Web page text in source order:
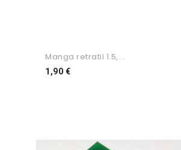
Manga retratil 1.5,...
1,90 €Preço